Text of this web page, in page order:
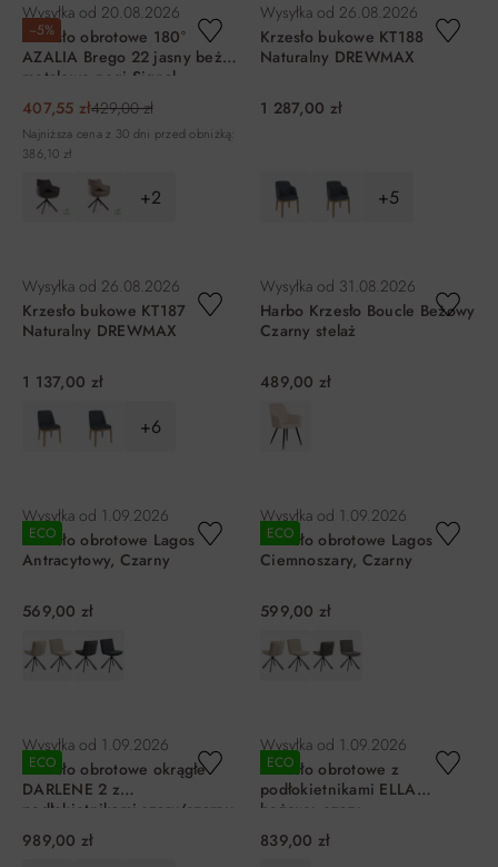
−5%
Wysyłka od 20.08.2026
Krzesło obrotowe 180°
AZALIA Brego 22 jasny beż
metalowe nogi Signal
407,55 zł429,00 zł
Najniższa cena z 30 dni przed obniżką:
386,10 zł
+2
Wysyłka od 26.08.2026
Krzesło bukowe KT188
Naturalny DREWMAX
1 287,00 zł
+5
Wysyłka od 26.08.2026
Krzesło bukowe KT187
Naturalny DREWMAX
1 137,00 zł
+6
Wysyłka od 31.08.2026
Harbo Krzesło Boucle Beżowy
Czarny stelaż
489,00 zł
ECO
Wysyłka od 1.09.2026
Krzesło obrotowe Lagos
Antracytowy, Czarny
569,00 zł
ECO
Wysyłka od 1.09.2026
Krzesło obrotowe Lagos
Ciemnoszary, Czarny
599,00 zł
ECO
Wysyłka od 1.09.2026
Krzesło obrotowe okrągłe
DARLENE 2 z
podłokietnikami szary/czarny
989,00 zł
ECO
Wysyłka od 1.09.2026
Krzesło obrotowe z
podłokietnikami ELLA
beżowy, szary
839,00 zł